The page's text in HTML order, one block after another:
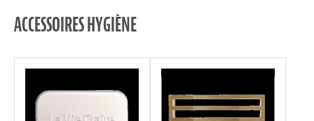
ACCESSOIRES HYGIÈNE